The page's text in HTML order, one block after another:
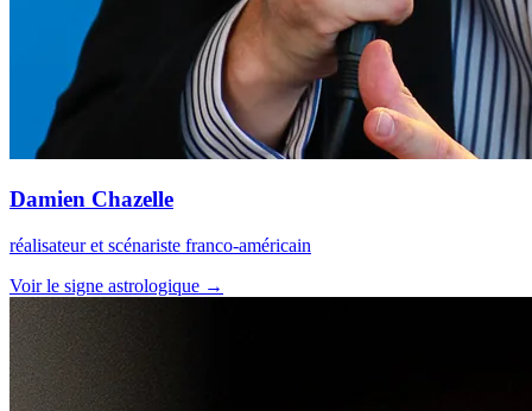
Damien Chazelle
réalisateur et scénariste franco-américain
Voir le signe astrologique →